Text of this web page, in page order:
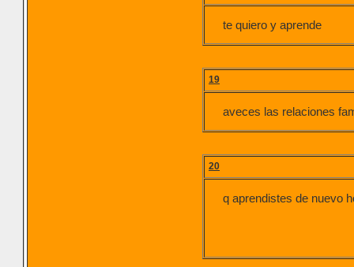
te quiero y aprende
19
aveces las relaciones
20
q aprendistes de nuevo